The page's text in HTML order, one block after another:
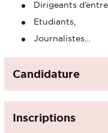
Dirigeants
Etudiants,
Journalistes…
Candidature
Inscriptions